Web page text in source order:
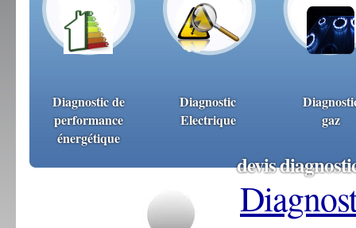
Diagnostic de
performance
énergétique
Diagnostic
Electrique
gaz
devis